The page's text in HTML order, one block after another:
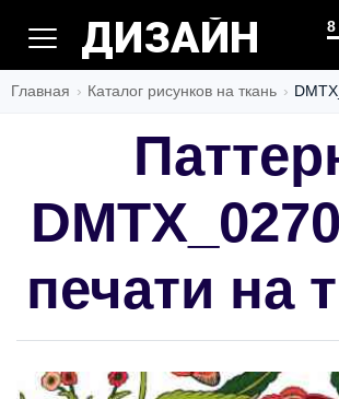
УСЛУГИ
8
Главная Каталог рисунков на ткань
печати на